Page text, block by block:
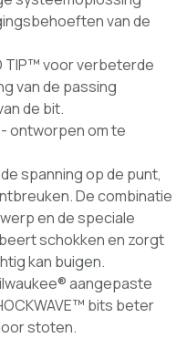
van de
TIP™ voor verbeterde
van de passing
de bit.
ontworpen om te
spanning op de punt,
De combinatie
en de speciale
schokken en zorgt
kan buigen.
aangepaste
bits beter
stoten.